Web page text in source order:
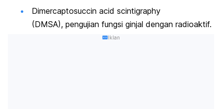
Dimercaptosuccin acid scintigraphy
(DMSA), pengujian fungsi ginjal dengan radioaktif.
Iklan